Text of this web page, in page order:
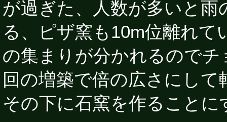
が過ぎた、人数が多いと
る、ピザ窯も10m位離れて
の集まりが分かれるので
回の増築で倍の広さにし
その下に石窯を作ることに